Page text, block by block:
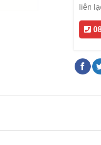
liên